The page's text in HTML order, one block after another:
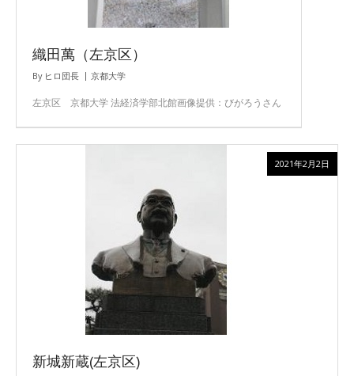
織田萬（左京区）
By ヒロ団長 京都大学
左京区 京都大学 法経済学部北館画像提供：びがろうさん
新城新蔵(左京区)
2021年2月2日